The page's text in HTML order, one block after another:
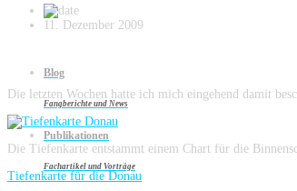
Blog
Fangberichte und News
Publikationen
Fachartikel und Vorträge
11. Dezember 2009
Die letzten Wochen hatte ich mich eingehend damit
Die Tiefenkarte entstammt einem Chart für die
Tiefenkarte für die Donau